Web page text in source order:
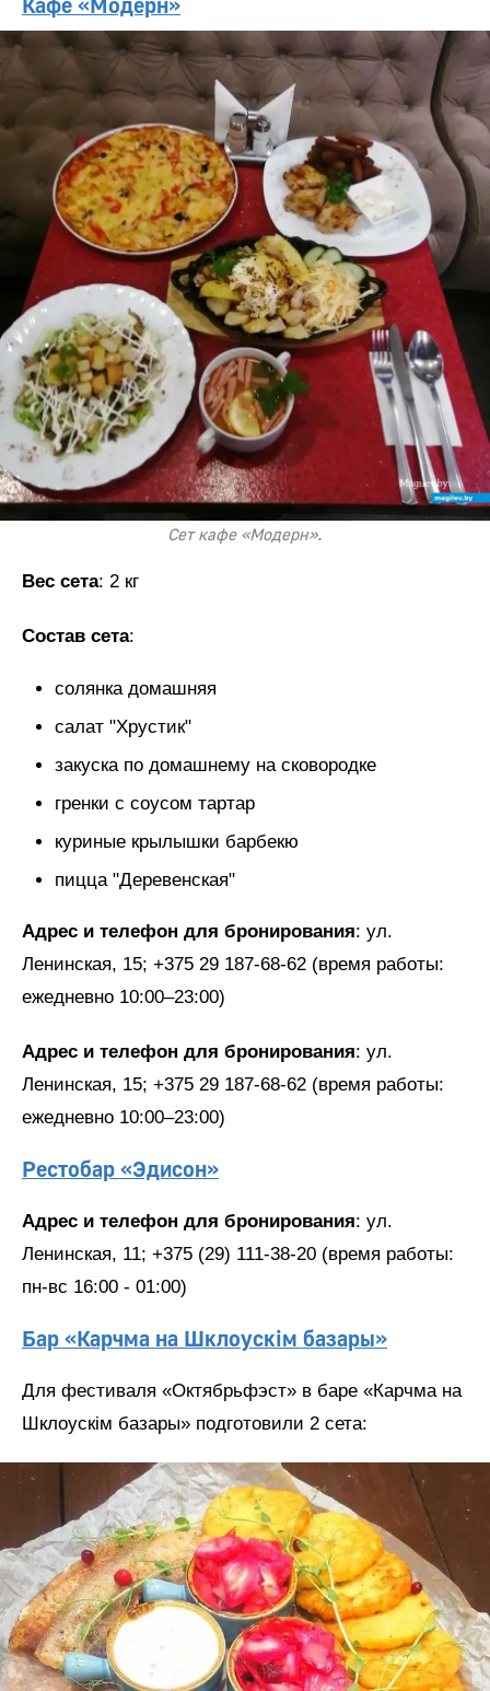
Кафе «Модерн»
Сет кафе «Модерн».
Вес сета: 2 кг
Состав сета:
солянка домашняя
салат "Хрустик"
закуска по домашнему на сковородке
гренки с соусом тартар
куриные крылышки барбекю
пицца "Деревенская"
Адрес и телефон для бронирования: ул.
Ленинская, 15; +375 29 187-68-62 (время работы:
ежедневно 10:00–23:00)
Адрес и телефон для бронирования: ул.
Ленинская, 15; +375 29 187-68-62 (время работы:
ежедневно 10:00–23:00)
Рестобар «Эдисон»
Адрес и телефон для бронирования: ул.
Ленинская, 11; +375 (29) 111-38-20 (время работы:
пн-вс 16:00 - 01:00)
Бар «Карчма на Шклоускiм базары»
Для фестиваля «Октябрьфэст» в баре «Карчма на
Шклоускiм базары» подготовили 2 сета: